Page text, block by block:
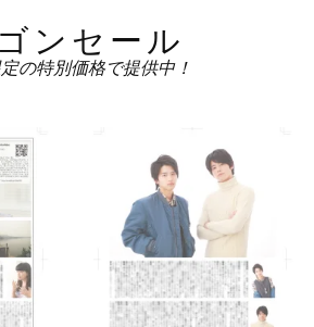
ンセール
の特別価格で提供中！